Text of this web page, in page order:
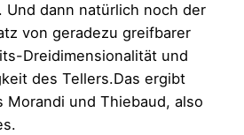
Und dann natürlich noch der
von geradezu greifbarer
Dreidimensionalität und
des Tellers.Das ergibt
Morandi und Thiebaud, also